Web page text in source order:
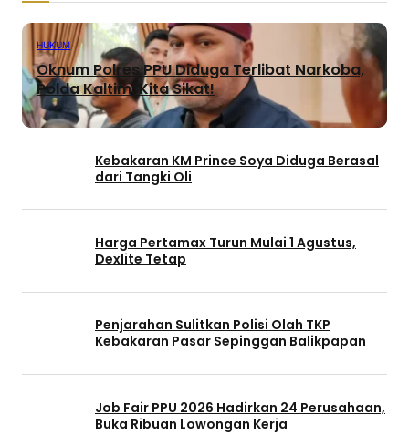
HUKUM
Oknum Polres PPU Diduga Terlibat Narkoba,
Polda Kaltim: Kita Sikat!
Kebakaran KM Prince Soya Diduga Berasal
dari Tangki Oli
Harga Pertamax Turun Mulai 1 Agustus,
Dexlite Tetap
Penjarahan Sulitkan Polisi Olah TKP
Kebakaran Pasar Sepinggan Balikpapan
Job Fair PPU 2026 Hadirkan 24 Perusahaan,
Buka Ribuan Lowongan Kerja